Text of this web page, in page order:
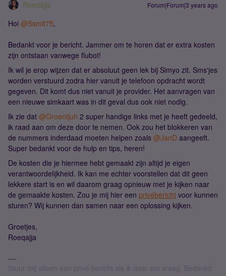
Roeqajja Forum|Forum|3 years ago
Hoi @Ssmit75,
Bedankt voor je bericht. Jammer om te horen dat er extra kosten
zijn ontstaan vanwege flubot!
Ik wil je erop wijzen dat er absoluut geen lek bij Simyo zit. Sms'jes
worden verstuurd zodra hier vanuit je telefoon opdracht wordt
gegeven. Dit komt dus niet vanuit je provider. Het aanvragen van
een nieuwe simkaart was in dit geval dus ook niet nodig.
Ik zie dat @Groentjuh 2 super handige links met je heeft gedeeld,
ik raad aan om deze door te nemen. Ook zou het blokkeren van
de nummers inderdaad moeten helpen zoals @JanD aangeeft.
Super bedankt voor de hulp en tips, heren!
De kosten die je hiermee hebt gemaakt zijn altijd je eigen
verantwoordelijkheid. Ik kan me echter voorstellen dat dit geen
lekkere start is en wil daarom graag opnieuw met je kijken naar
de gemaakte kosten. Zou je mij hier een privébericht voor kunnen
sturen? Wij kunnen dan samen naar een oplossing kijken.
Groetjes,
Roeqajja
Stuur mij alleen een privé bericht als ik daar om vraag. Bedankt!